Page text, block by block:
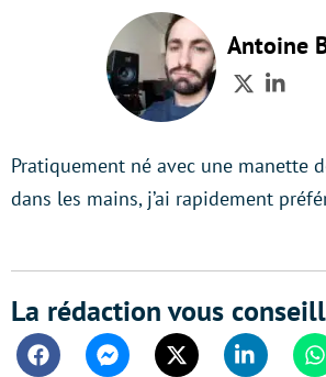
Antoine
Twitter
Pratiquement né avec une manette
dans les mains, j’ai rapidement
La rédaction vous
FacebookMessengerTwitter Linkedin